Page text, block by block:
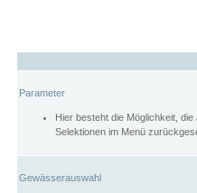
Parameter
Hier besteht die Möglichkeit,
Selektionen im Menü
Gewässerauswahl